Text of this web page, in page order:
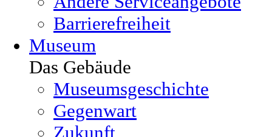
Barrierefreiheit
Museum
Das Gebäude
Museumsgeschichte
Gegenwart
Zukunft